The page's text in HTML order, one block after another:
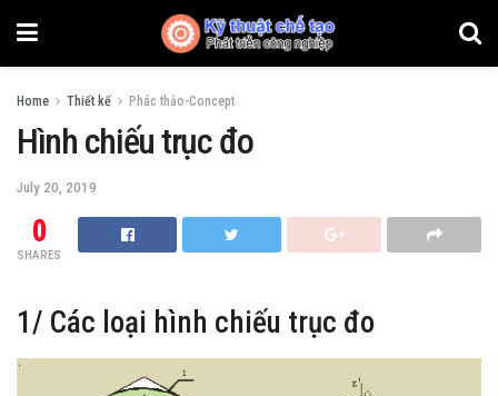
Home Thiết kế Phác thảo-Concept
Hình chiếu trục đo
July 20, 2019
0
SHARES
1/ Các loại hình chiếu trục đo